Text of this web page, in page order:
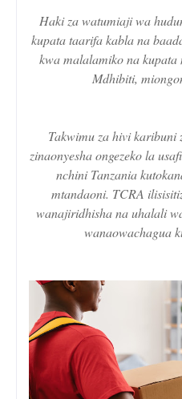
Haki za watumiaji wa
kupata taarifa kabla na
kwa malalamiko na
Mdhibiti,
Takwimu za hivi karibuni
zinaonyesha ongezeko la
nchini Tanzania
mtandaoni. TCRA
wanajiridhisha na uhalali
wanaowachagua